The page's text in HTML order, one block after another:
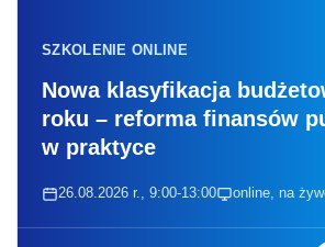
SZKOLENIE ONLINE
Nowa klasyfikacja
roku – reforma finansów
w praktyce
26.08.2026 r., 9:00-13:00 online, na